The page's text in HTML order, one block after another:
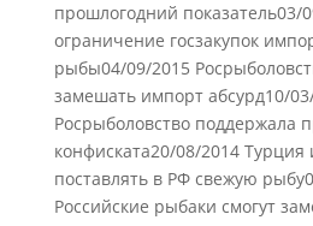
прошлогодний показатель03/
ограничение госзакупок
рыбы04/09/2015
замешать импорт абсурд10/
Росрыболовство поддержала
конфиската20/08/2014 Турция
поставлять в РФ свежую
Российские рыбаки смогут